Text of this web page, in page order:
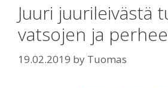
Juuri juurileivästä
vatsojen ja
19.02.2019 by Tuomas